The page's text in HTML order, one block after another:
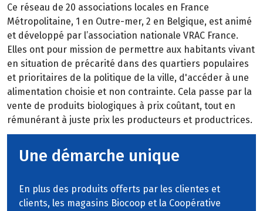
Ce réseau de 20 associations locales en France
Métropolitaine, 1 en Outre-mer, 2 en Belgique, est animé
et développé par l’association nationale VRAC France.
Elles ont pour mission de permettre aux habitants vivant
en situation de précarité dans des quartiers populaires
et prioritaires de la politique de la ville, d'accéder à une
alimentation choisie et non contrainte. Cela passe par la
vente de produits biologiques à prix coûtant, tout en
rémunérant à juste prix les producteurs et productrices.
Une démarche unique
En plus des produits offerts par les clientes et
clients, les magasins Biocoop et la Coopérative